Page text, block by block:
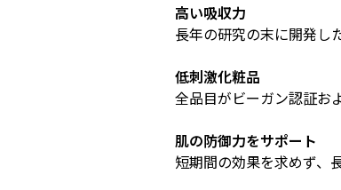
高い吸収力
長年の研究の末に開発し
低刺激化粧品
全品目がビーガン認証お
肌の防御力をサポート
短期間の効果を求めず、